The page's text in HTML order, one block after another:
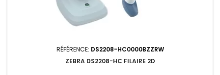
RÉFÉRENCE: DS2208-HC0000BZZRW
ZEBRA DS2208-HC FILAIRE 2D